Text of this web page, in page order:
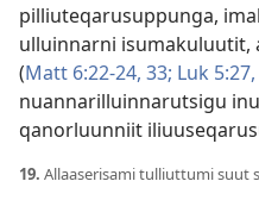
pilliuteqarusuppunga,
ulluinnarni isumakuluutit,
(Matt 6:22-24, 33; Luk
nuannarilluinnarutsigu
qanorluunniit
19. Allaaserisami tulliuttumi suut